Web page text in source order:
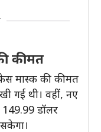
कीमत
मास्क की कीमत
गई थी। वहीं, नए
डॉलर